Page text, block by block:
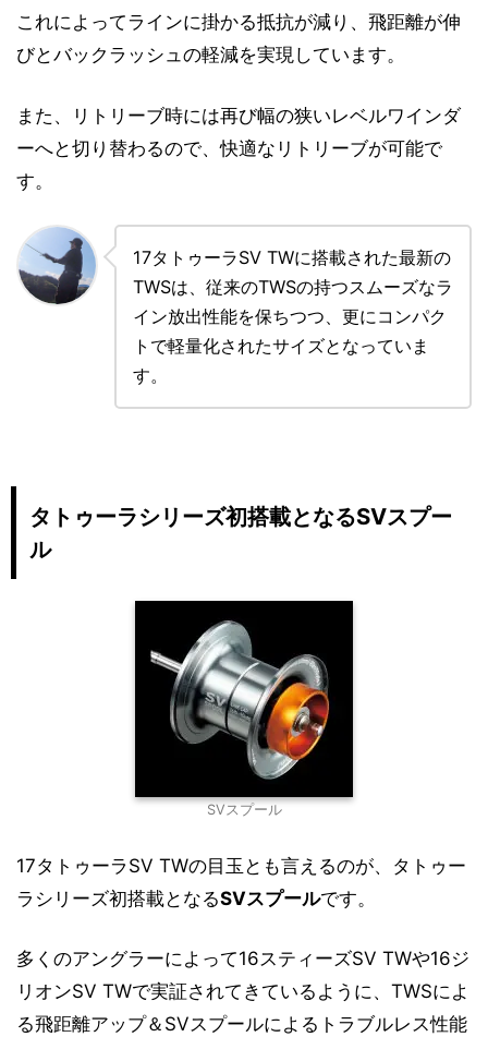
これによってラインに掛かる抵抗が減り、飛距離が伸
びとバックラッシュの軽減を実現しています。
また、リトリーブ時には再び幅の狭いレベルワインダ
ーへと切り替わるので、快適なリトリーブが可能で
す。
17タトゥーラSV TWに搭載された最新の
TWSは、従来のTWSの持つスムーズなラ
イン放出性能を保ちつつ、更にコンパク
トで軽量化されたサイズとなっていま
す。
タトゥーラシリーズ初搭載となるSVスプー
ル
SVスプール
17タトゥーラSV TWの目玉とも言えるのが、タトゥー
ラシリーズ初搭載となるSVスプールです。
多くのアングラーによって16スティーズSV TWや16ジ
リオンSV TWで実証されてきているように、TWSによ
る飛距離アップ＆SVスプールによるトラブルレス性能